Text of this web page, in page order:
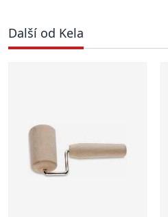
Další od Kela